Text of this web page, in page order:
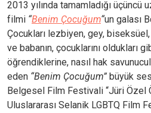
2013 yılında tamamladığı üçüncü
filmi “Benim Çocuğum“un galası
Çocukları lezbiyen, gey,
ve babanın, çocuklarını oldukları
öğrendiklerine, nasıl hak
eden “Benim Çocuğum” büyük
Belgesel Film Festivali “Jüri Özel
Uluslararası Selanik LGBTQ Film